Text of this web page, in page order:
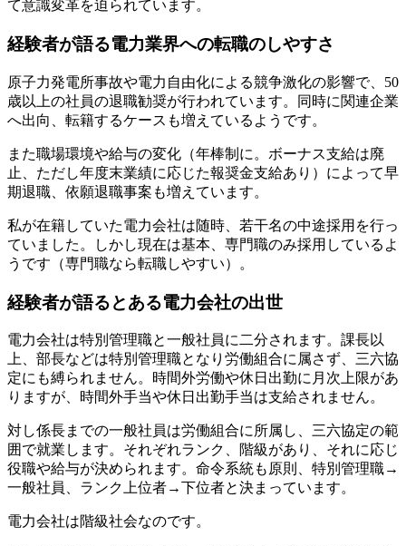
て意識変革を迫られています。
経験者が語る電力業界への転職のしやすさ
原子力発電所事故や電力自由化による競争激化の影響で、 50
歳以上の社員の退職勧奨が行われています。同時に関連企業
へ出向、転籍するケースも増えている ようです。
また職場環境や給与の変化（年棒制に。ボーナス支給は廃
止、ただし年度末業績に応じた報奨金支給あり）によって早
期退職、依願退職事案も増えています。
私が在籍していた電力会社は随時、若干名の中途採用を行っ
ていました。しかし現在は基本、 専門職のみ採用 しているよ
うです（専門職なら転職しやすい）。
経験者が語るとある電力会社の出世
電力会社は特別管理職と一般社員に二分されます。 課長以
上、部長などは特別管理職となり労働組合に属さず、三六協
定にも縛られません。時間外労働や休日出勤に月次上限があ
りますが、時間外手当や休日出勤手当は支給されません。
対し係長までの一般社員は労働組合に所属し、三六協定の範
囲で就業します。 それぞれランク、階級があり、それに応じ
役職や給与が決められます。命令系統も原則、特別管理職→
一般社員、ランク上位者→下位者と決まっています。
電力会社は階級社会なのです。